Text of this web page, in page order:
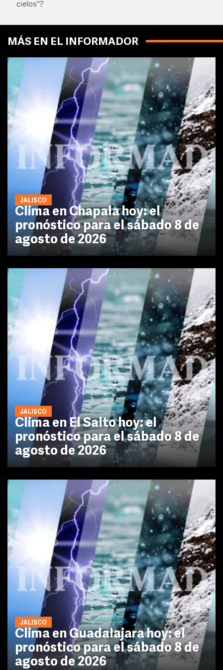
cielos"?
MÁS EN EL INFORMADOR
JALISCO
Clima en Chapala hoy: el
pronóstico para el sábado 8 de
agosto de 2026
JALISCO
Clima en El Salto hoy: el
pronóstico para el sábado 8 de
agosto de 2026
JALISCO
Clima en Guadalajara hoy: el
pronóstico para el sábado 8 de
agosto de 2026